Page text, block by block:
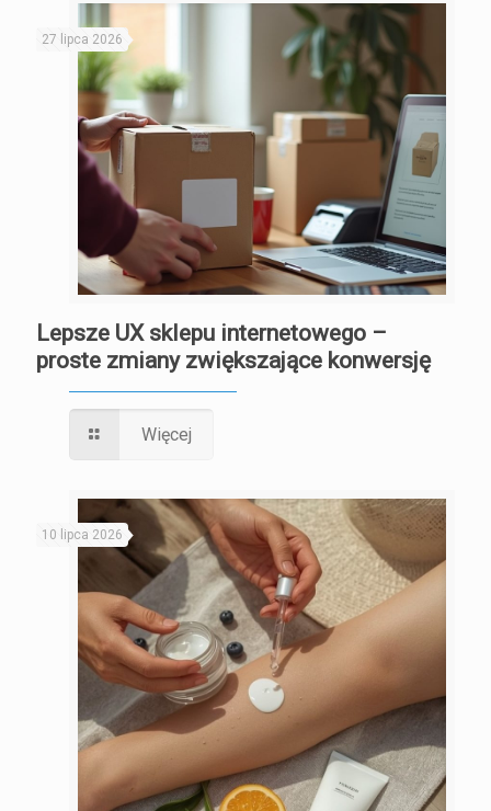
27 lipca 2026
Lepsze UX sklepu internetowego –
proste zmiany zwiększające konwersję
Więcej
10 lipca 2026